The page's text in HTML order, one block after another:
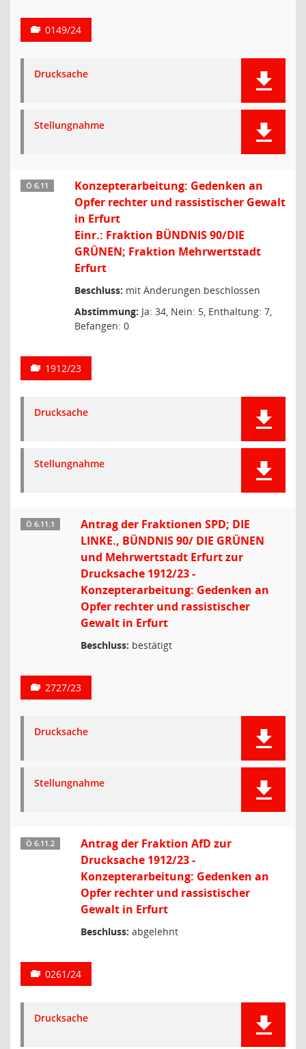
0149/24
Drucksache
Stellungnahme
Ö 6.11
Konzepterarbeitung: Gedenken an
Opfer rechter und rassistischer Gewalt
in Erfurt
Einr.: Fraktion BÜNDNIS 90/DIE
GRÜNEN; Fraktion Mehrwertstadt
Erfurt
Beschluss: mit Änderungen beschlossen
Abstimmung: Ja: 34, Nein: 5, Enthaltung: 7,
Befangen: 0
1912/23
Drucksache
Stellungnahme
Ö 6.11.1
Antrag der Fraktionen SPD; DIE
LINKE., BÜNDNIS 90/ DIE GRÜNEN
und Mehrwertstadt Erfurt zur
Drucksache 1912/23 -
Konzepterarbeitung: Gedenken an
Opfer rechter und rassistischer
Gewalt in Erfurt
Beschluss: bestätigt
2727/23
Drucksache
Stellungnahme
Ö 6.11.2
Antrag der Fraktion AfD zur
Drucksache 1912/23 -
Konzepterarbeitung: Gedenken an
Opfer rechter und rassistischer
Gewalt in Erfurt
Beschluss: abgelehnt
0261/24
Drucksache